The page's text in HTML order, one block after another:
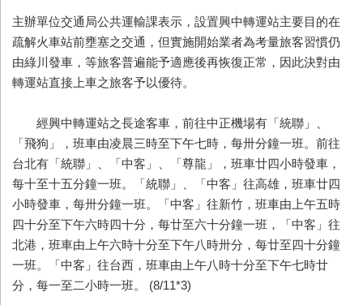
主辦單位交通局公共運輸課表示，設置興中轉運站主要目的在
疏解火車站前壅塞之交通，但實施開始業者為考量旅客習慣仍
由綠川發車，等旅客普遍能予適應後再恢復正常，因此決對由
轉運站直接上車之旅客予以優待。
經興中轉運站之長途客車，前往中正機場有「統聯」、
「飛狗」，班車由凌晨三時至下午七時，每卅分鐘一班。前往
台北有「統聯」、「中客」、「尊龍」，班車廿四小時發車，
每十至十五分鐘一班。「統聯」、「中客」往高雄，班車廿四
小時發車，每卅分鐘一班。「中客」往新竹，班車由上午五時
四十分至下午六時四十分，每廿至六十分鐘一班，「中客」往
北港，班車由上午六時十分至下午八時卅分，每廿至四十分鐘
一班。「中客」往台西，班車由上午八時十分至下午七時廿
分，每一至二小時一班。 (8/11*3)